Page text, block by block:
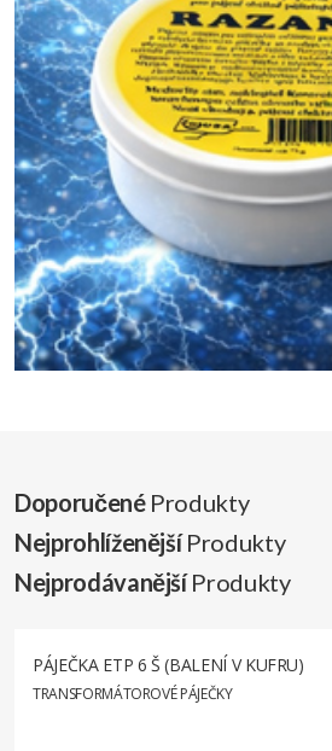
DoporučenéProdukty
NejprohlíženějšíProdukty
NejprodávanějšíProdukty
PÁJEČKA ETP 6 Š (BALENÍ V KUFRU)
TRANSFORMÁTOROVÉ PÁJEČKY